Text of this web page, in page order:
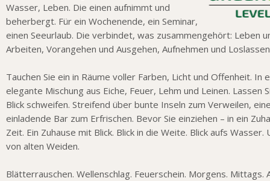
Wasser, Leben. Die einen aufnimmt und
beherbergt. Für ein Wochenende, ein Seminar,
einen Seeurlaub. Die verbindet, was zusammengehört: Leben
Arbeiten, Vorangehen und Ausgehen, Aufnehmen und
Tauchen Sie ein in Räume voller Farben, Licht und Offenheit. In
elegante Mischung aus Eiche, Feuer, Lehm und Leinen. Lassen
Blick schweifen. Streifend über bunte Inseln zum Verweilen,
einladende Bar zum Erfrischen. Bevor Sie einziehen – in ein
Zeit. Ein Zuhause mit Blick. Blick in die Weite. Blick aufs Wasser.
von alten Weiden.
Blätterrauschen. Wellenschlag. Feuerschein. Morgens. Mittags.